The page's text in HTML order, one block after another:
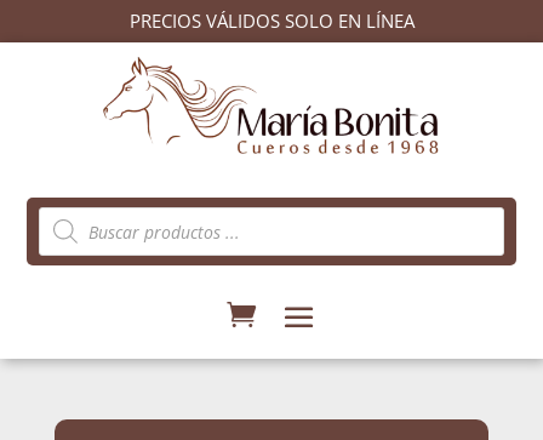
PRECIOS VÁLIDOS SOLO EN LÍNEA
Búsqueda
de
productos